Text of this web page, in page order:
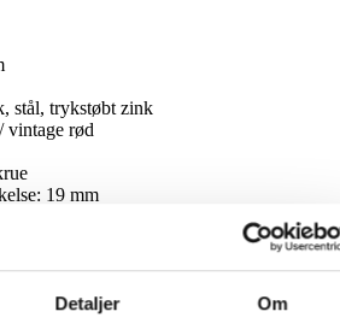
Detaljer Om
stål, trykstøbt zink
vintage rød
19 mm
skabe hyggelige, personlige og
strejf af vintage og varme.